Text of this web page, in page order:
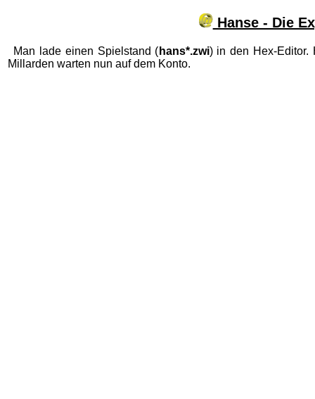
Hanse - Die
Man lade einen Spielstand ( hans*.zwi) in den Hex-
Millarden warten nun auf dem Konto.